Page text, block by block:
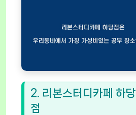
2. 리본스터디카페 하당
점